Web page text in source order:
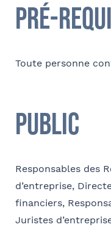
Pré-
Toute personne
Public
Responsables des
d’entreprise,
financiers,
Juristes
E-mail
Tapez